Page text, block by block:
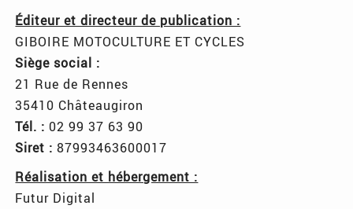
Éditeur et directeur de publication :
GIBOIRE MOTOCULTURE ET CYCLES
Siège social :
21 Rue de Rennes
35410 Châteaugiron
Tél. : 02 99 37 63 90
Siret : 87993463600017
Réalisation et hébergement :
Futur Digital